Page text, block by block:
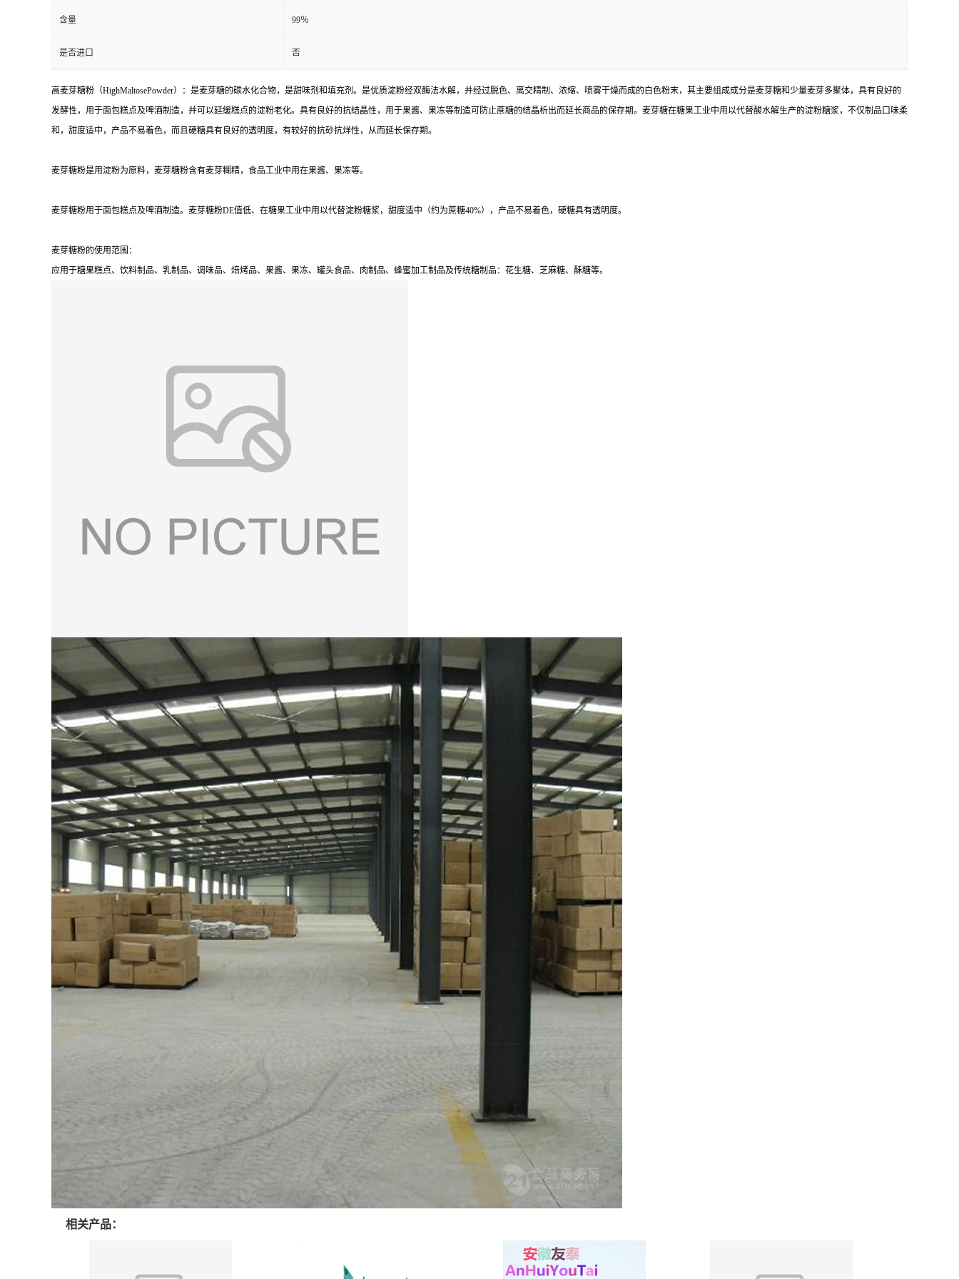
含量 99％
是否进口 否
高麦芽糖粉（HighMaltosePowder）：是麦芽糖的碳水化合物，是甜味剂和填充剂。是优质淀粉经双酶法水解，并经过脱色、离交精制、浓缩、喷雾干燥而成的白色粉末，其主要组成成分是麦芽糖和少量麦芽多聚体，具有良好的
发酵性，用于面包糕点及啤酒制造，并可以延缓糕点的淀粉老化。具有良好的抗结晶性，用于果酱、果冻等制造可防止蔗糖的结晶析出而延长商品的保存期。麦芽糖在糖果工业中用以代替酸水解生产的淀粉糖浆，不仅制品口味柔
和，甜度适中，产品不易着色，而且硬糖具有良好的透明度，有较好的抗砂抗烊性，从而延长保存期。
麦芽糖粉是用淀粉为原料，麦芽糖粉含有麦芽糊精，食品工业中用在果酱、果冻等。
麦芽糖粉用于面包糕点及啤酒制造。麦芽糖粉DE值低、在糖果工业中用以代替淀粉糖浆，甜度适中（约为蔗糖40%），产品不易着色，硬糖具有透明度。
麦芽糖粉的使用范围：
应用于糖果糕点、饮料制品、乳制品、调味品、焙烤品、果酱、果冻、罐头食品、肉制品、蜂蜜加工制品及传统糖制品：花生糖、芝麻糖、酥糖等。
相关产品：